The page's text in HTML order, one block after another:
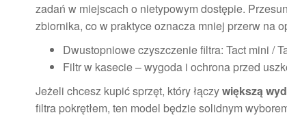
zadań w miejscach o nietypowym dostępie.
zbiornika, co w praktyce oznacza mniej przerw na
Dwustopniowe czyszczenie filtra: Tact mini /
Filtr w kasecie – wygoda i ochrona przed
Jeżeli chcesz kupić sprzęt, który łączywiększą
filtra pokrętłem, ten model będzie solidnym